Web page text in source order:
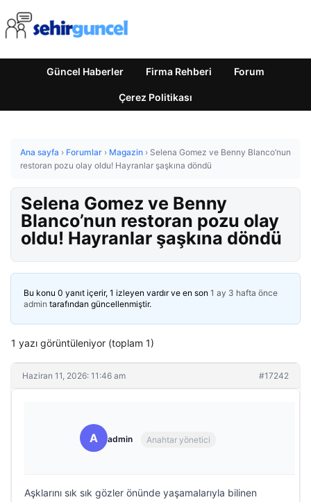
Güncel Haberler Firma Rehberi Forum
Çerez Politikası
Ana sayfa › Forumlar › Magazin › Selena Gomez ve Benny Blanco’nun
restoran pozu olay oldu! Hayranlar şaşkına döndü
Selena Gomez ve Benny
Blanco’nun restoran pozu olay
oldu! Hayranlar şaşkına döndü
Bu konu 0 yanıt içerir, 1 izleyen vardır ve en son 1 ay 3 hafta önce
admin tarafından güncellenmiştir.
1 yazı görüntüleniyor (toplam 1)
Haziran 11, 2026: 11:46 am #17242
A admin Anahtar yönetici
Aşklarını sık sık gözler önünde yaşamalarıyla bilinen